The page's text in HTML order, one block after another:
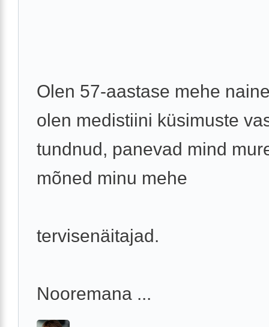
Olen 57-aastase mehe
olen medistiini küsimuste
tundnud, panevad mind
mõned minu mehe
tervisenäitajad.
Nooremana ...